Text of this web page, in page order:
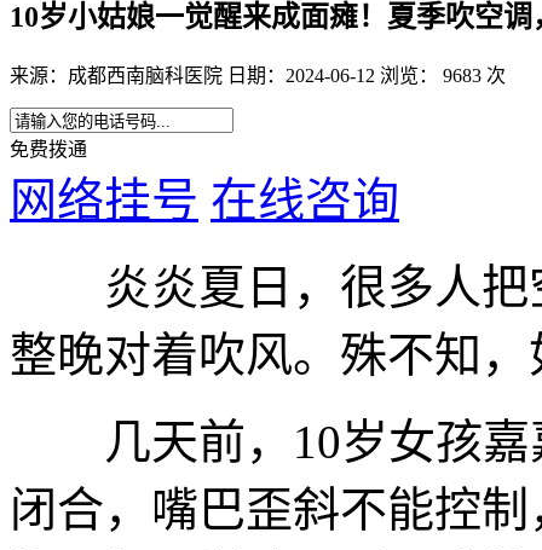
10岁小姑娘一觉醒来成面瘫！夏季吹空
来源：成都西南脑科医院 日期：2024-06-12 浏览： 9683 次
免费拨通
网络挂号 在线咨询
炎炎夏日，很多人把
整晚对着吹风。殊不知
几天前，10岁女孩嘉
闭合，嘴巴歪斜不能控